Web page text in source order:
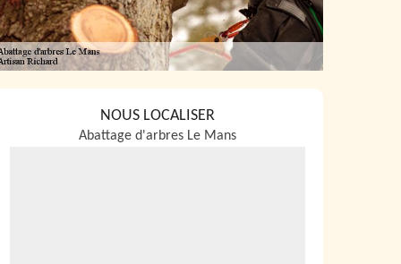
NOUS LOCALISER
Abattage d'arbres Le Mans